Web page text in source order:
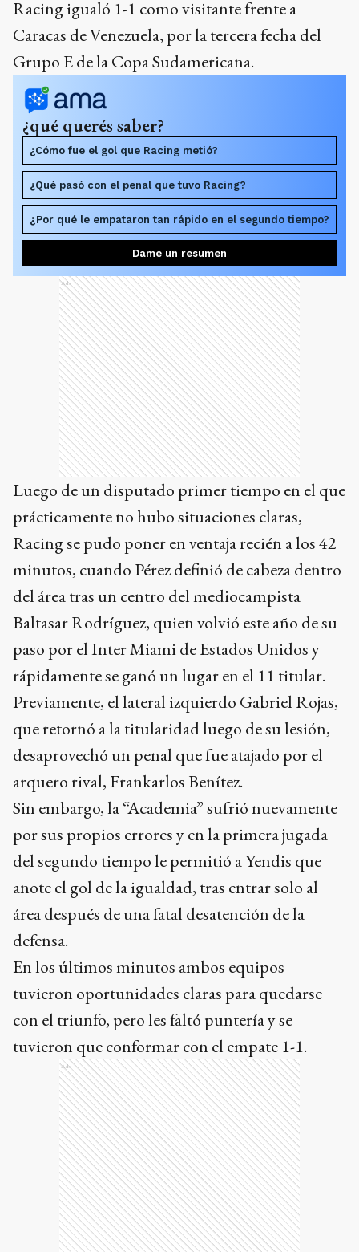
Racing igualó 1-1 como visitante frente a
Caracas de Venezuela, por la tercera fecha del
Grupo E de la Copa Sudamericana.
¿qué querés saber?
¿Cómo fue el gol que Racing metió?
¿Qué pasó con el penal que tuvo Racing?
¿Por qué le empataron tan rápido en el segundo tiempo?
Dame un resumen
Ads
Luego de un disputado primer tiempo en el que
prácticamente no hubo situaciones claras,
Racing se pudo poner en ventaja recién a los 42
minutos, cuando Pérez definió de cabeza dentro
del área tras un centro del mediocampista
Baltasar Rodríguez, quien volvió este año de su
paso por el Inter Miami de Estados Unidos y
rápidamente se ganó un lugar en el 11 titular.
Previamente, el lateral izquierdo Gabriel Rojas,
que retornó a la titularidad luego de su lesión,
desaprovechó un penal que fue atajado por el
arquero rival, Frankarlos Benítez.
Sin embargo, la “Academia” sufrió nuevamente
por sus propios errores y en la primera jugada
del segundo tiempo le permitió a Yendis que
anote el gol de la igualdad, tras entrar solo al
área después de una fatal desatención de la
defensa.
En los últimos minutos ambos equipos
tuvieron oportunidades claras para quedarse
con el triunfo, pero les faltó puntería y se
tuvieron que conformar con el empate 1-1.
Ads